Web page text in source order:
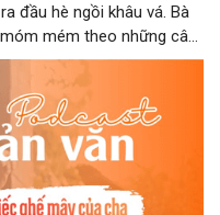
đầu hè ngồi khâu vá. Bà
mém theo những câu
tôi. Chiếc ghế mây phát
cơ thể con người theo